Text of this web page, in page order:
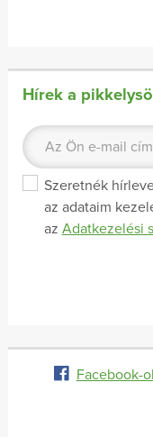
Hírek a
Szeretnék
az adataim
az Adatkezelési
Facebook-